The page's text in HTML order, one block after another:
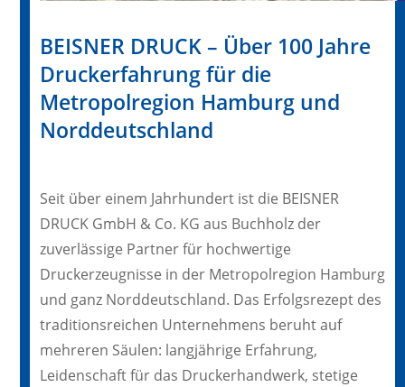
BEISNER DRUCK – Über 100 Jahre
Druckerfahrung für die
Metropolregion Hamburg und
Norddeutschland
Seit über einem Jahrhundert ist die BEISNER
DRUCK GmbH & Co. KG aus Buchholz der
zuverlässige Partner für hochwertige
Druckerzeugnisse in der Metropolregion Hamburg
und ganz Norddeutschland. Das Erfolgsrezept des
traditionsreichen Unternehmens beruht auf
mehreren Säulen: langjährige Erfahrung,
Leidenschaft für das Druckerhandwerk, stetige